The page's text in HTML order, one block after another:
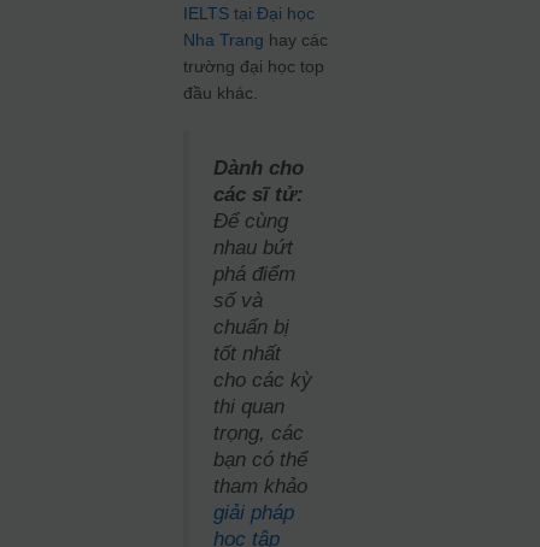
IELTS tại Đại học
Nha Trang hay các
trường đại học top
đầu khác.
Dành cho
các sĩ tử:
Để cùng
nhau bứt
phá điểm
số và
chuẩn bị
tốt nhất
cho các kỳ
thi quan
trọng, các
bạn có thể
tham khảo
giải pháp
học tập